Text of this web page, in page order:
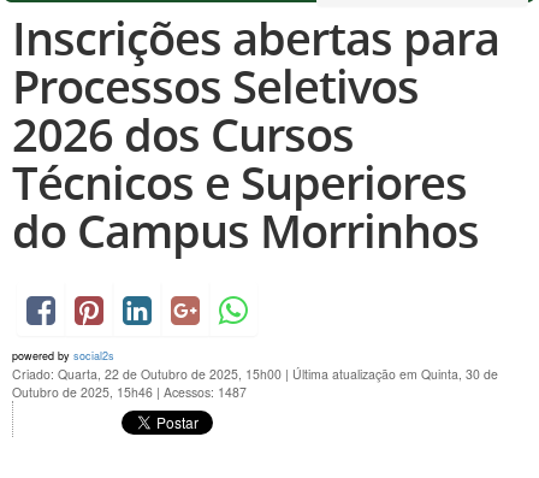
Inscrições abertas para
Processos Seletivos
2026 dos Cursos
Técnicos e Superiores
do Campus Morrinhos
powered by social2s
Criado: Quarta, 22 de Outubro de 2025, 15h00 | Última atualização em Quinta, 30 de
Outubro de 2025, 15h46 | Acessos: 1487